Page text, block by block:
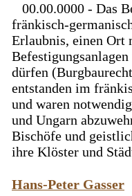
00.00.0000 - Das
fränkisch-
Erlaubnis, einen Ort
dürfen
entstanden im
und waren
und Ungarn
Bischöfe und
ihre Klöster und
Hans-Peter Gasser